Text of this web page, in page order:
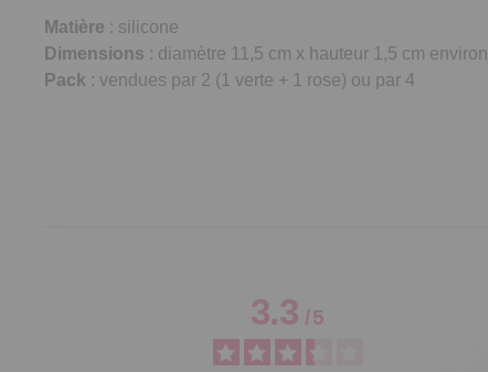
Matière : silicone
Dimensions : diamètre 11,5 cm x hauteur 1,5 cm environ
Pack : vendues par 2 (1 verte + 1 rose) ou par 4
3.3/5